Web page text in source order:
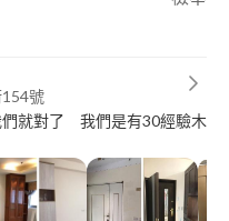
號
們就對了 我們是有30經驗木